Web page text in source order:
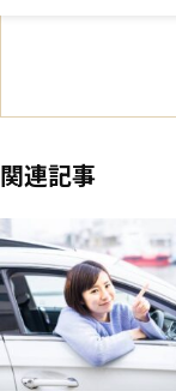
関連記事